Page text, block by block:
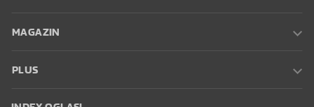
MAGAZIN
PLUS